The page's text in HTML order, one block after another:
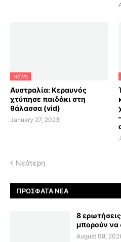
NEWS
Αυστραλία: Κεραυνός
χτύπησε παιδάκι στη
θάλασσα (vid)
January 27, 2023
Νεότερη
ΠΡΌΣΦΑΤΑ ΝΈΑ
8
μπορούν να
August 08,